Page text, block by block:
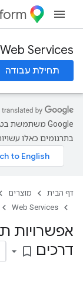
Web Services
תחילת עבודה
בתרגומים כאלו
דף הבית מוצרים
Web Services
דרכים bookmark_border